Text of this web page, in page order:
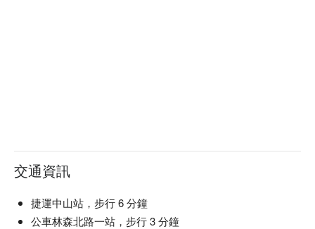
交通資訊
捷運中山站，步行 6 分鐘
公車林森北路一站，步行 3 分鐘